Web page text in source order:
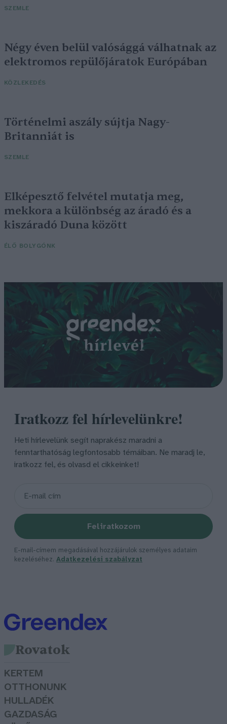
SZEMLE
Négy éven belül valósággá válhatnak az
elektromos repülőjáratok Európában
KÖZLEKEDÉS
Történelmi aszály sújtja Nagy-
Britanniát is
SZEMLE
Elképesztő felvétel mutatja meg,
mekkora a különbség az áradó és a
kiszáradó Duna között
ÉLŐ BOLYGÓNK
Iratkozz fel hírlevelünkre!
Heti hírlevelünk segít naprakész maradni a
fenntarthatóság legfontosabb témáiban. Ne maradj le,
iratkozz fel, és olvasd el cikkeinket!
Feliratkozom
E-mail-címem megadásával hozzájárulok személyes adataim
kezeléséhez. Adatkezelési szabályzat
Rovatok
KERTEM
OTTHONUNK
HULLADÉK
GAZDASÁG